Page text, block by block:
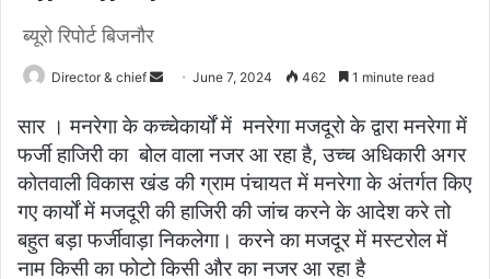
ब्यूरो रिपोर्ट बिजनौर
Director & chief
Send
email
June 7, 2024 462 1 minute read
सार । मनरेगा के कच्चेकार्यों में मनरेगा मजदूरो के द्वारा मनरेगा में
फर्जी हाजिरी का बोल वाला नजर आ रहा है, उच्च अधिकारी अगर
कोतवाली विकास खंड की ग्राम पंचायत में मनरेगा के अंतर्गत किए
गए कार्यों में मजदूरी की हाजिरी की जांच करने के आदेश करे तो
बहुत बड़ा फर्जीवाड़ा निकलेगा। करने का मजदूर में मस्टरोल में
नाम किसी का फोटो किसी और का नजर आ रहा है